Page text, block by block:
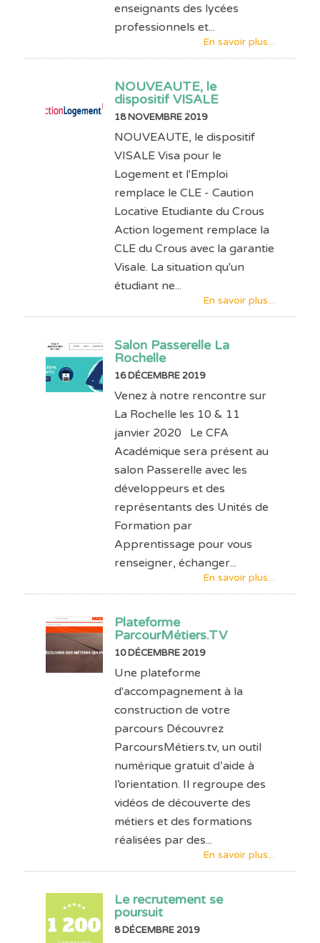
enseignants des lycées
professionnels et...
En savoir plus...
NOUVEAUTE, le
dispositif VISALE
18 NOVEMBRE 2019
NOUVEAUTE, le dispositif
VISALE Visa pour le
Logement et l'Emploi
remplace le CLE - Caution
Locative Etudiante du Crous
Action logement remplace la
CLE du Crous avec la garantie
Visale. La situation qu'un
étudiant ne...
En savoir plus...
Salon Passerelle La
Rochelle
16 DÉCEMBRE 2019
Venez à notre rencontre sur
La Rochelle les 10 & 11
janvier 2020 Le CFA
Académique sera présent au
salon Passerelle avec les
développeurs et des
représentants des Unités de
Formation par
Apprentissage pour vous
renseigner, échanger...
En savoir plus...
Plateforme
ParcourMétiers.TV
10 DÉCEMBRE 2019
Une plateforme
d'accompagnement à la
construction de votre
parcours Découvrez
ParcoursMétiers.tv, un outil
numérique gratuit d’aide à
l’orientation. Il regroupe des
vidéos de découverte des
métiers et des formations
réalisées par des...
En savoir plus...
Le recrutement se
poursuit
8 DÉCEMBRE 2019